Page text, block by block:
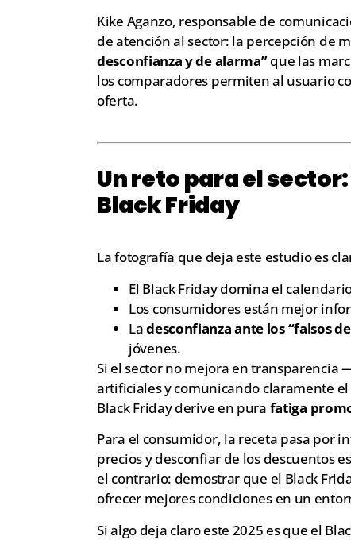
Kike Aganzo, responsable de
de atención al sector: la percepción de
desconfianza y de alarma”que las
los comparadores permiten al usuario
oferta.
Un reto para el
Black Friday
La fotografía que deja este estudio es
El Black Friday domina el
Los consumidores están mejor
Ladesconfianza ante los “falsos
jóvenes.
Si el sector no mejora en
artificiales y comunicando claramente
Black Friday derive en pura fatiga
Para el consumidor, la receta pasa por
precios y desconfiar de los descuentos
el contrario: demostrar que el Black
ofrecer mejores condiciones en un
Si algo deja claro este 2025 es que el